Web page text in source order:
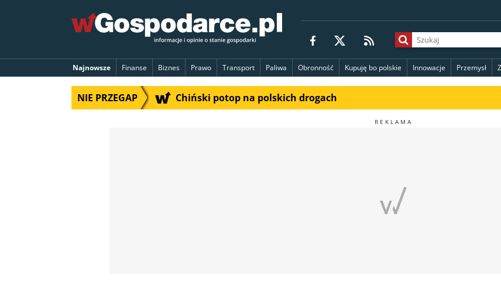
Najnowsze Finanse Biznes Prawo Transport Paliwa Obronność Kupuję bo polskie Innowacje Przemysł
NIE PRZEGAP Chiński potop na polskich drogach